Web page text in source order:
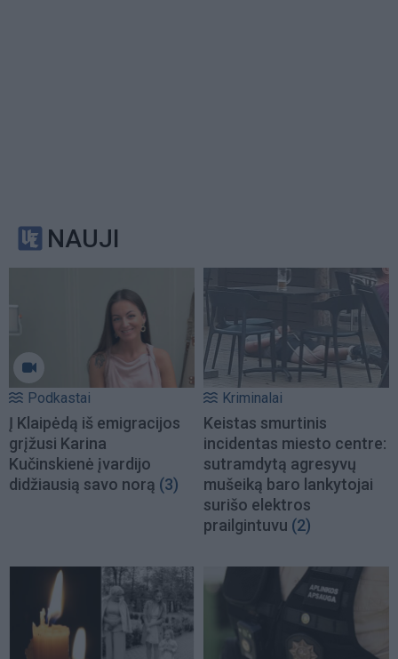
NAUJI
Podkastai
Į Klaipėdą iš emigracijos
grįžusi Karina
Kučinskienė įvardijo
didžiausią savo norą (3)
Kriminalai
Keistas smurtinis
incidentas miesto centre:
sutramdytą agresyvų
mušeiką baro lankytojai
surišo elektros
prailgintuvu (2)